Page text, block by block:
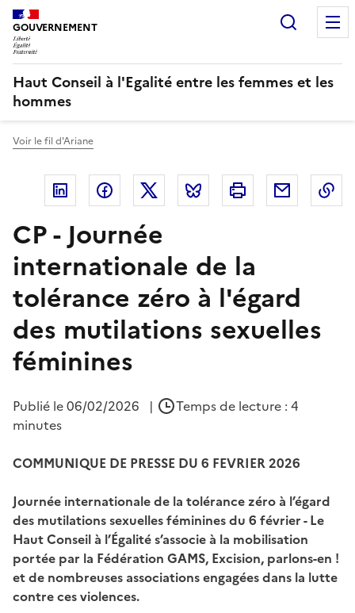
Panneau de gestion des cookies
GOUVERNEMENT
Haut Conseil à l'Egalité entre les femmes et les
hommes
Voir le fil d'Ariane
Linkedin FacebookTwitter Bluesky Imprimer Courriel
CP - Journée
internationale de la
tolérance zéro à l'égard
des mutilations sexuelles
féminines
Publié le06/02/2026 |
Temps de lecture : 4
minutes
COMMUNIQUE DE PRESSE DU 6 FEVRIER 2026
Journée internationale de la tolérance zéro à l’égard
des mutilations sexuelles féminines du 6 février - Le
Haut Conseil à l’Égalité s’associe à la mobilisation
portée par la Fédération GAMS, Excision, parlons-en !
et de nombreuses associations engagées dans la lutte
contre ces violences.